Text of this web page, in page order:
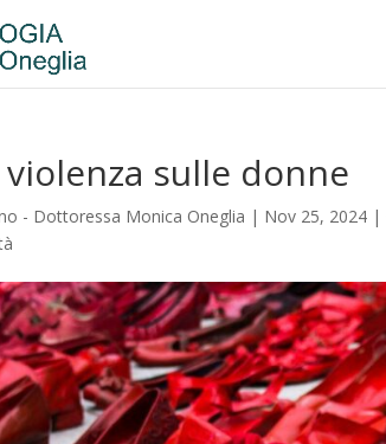
sulle donne
- Dottoressa Monica Oneglia | Nov 25, 2024 |